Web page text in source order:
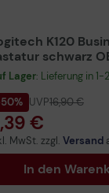
K120
schwarz
Lager: Lieferung in
UVP16,90 €
€
MwSt. zzgl. Versand
In den